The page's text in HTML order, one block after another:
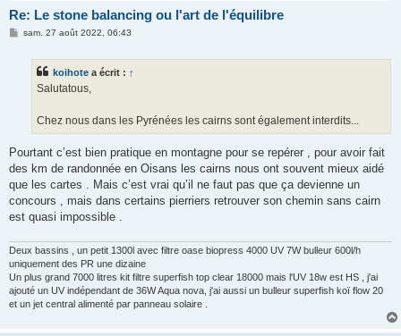
Re: Le stone balancing ou l'art de l'équilibre
Msam. 27 août 2022, 06:43
koihote a écrit : ↑
Salutatous,
Chez nous dans les Pyrénées les cairns sont également interdits...
Pourtant c’est bien pratique en montagne pour se repérer , pour avoir fait
des km de randonnée en Oisans les cairns nous ont souvent mieux aidé
que les cartes . Mais c’est vrai qu’il ne faut pas que ça devienne un
concours , mais dans certains pierriers retrouver son chemin sans cairn
est quasi impossible .
Deux bassins , un petit 1300l avec filtre oase biopress 4000 UV 7W bulleur 600l/h
uniquement des PR une dizaine
Un plus grand 7000 litres kit filtre superfish top clear 18000 mais l'UV 18w est HS , j'ai
ajouté un UV indépendant de 36W Aqua nova, j'ai aussi un bulleur superfish koï flow 20
et un jet central alimenté par panneau solaire .